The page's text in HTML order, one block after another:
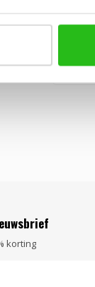
korting